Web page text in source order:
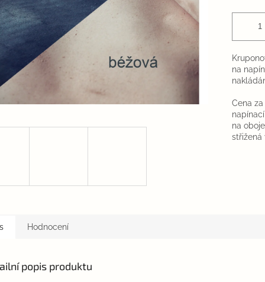
na
Cena
na
střižená
Hodnocení
popis produktu